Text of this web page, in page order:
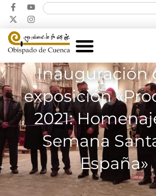
Inauguración
exposición
2021:
Semana
España»